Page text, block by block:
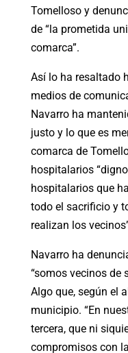
Tomelloso y
de “la prometida
comarca”.
Así lo ha resaltado
medios de
Navarro ha
justo y lo que es
comarca de
hospitalarios
hospitalarios que
todo el sacrificio y
realizan los
Navarro ha
“somos vecinos de
Algo que, según el
municipio. “En
tercera, que ni
compromisos con